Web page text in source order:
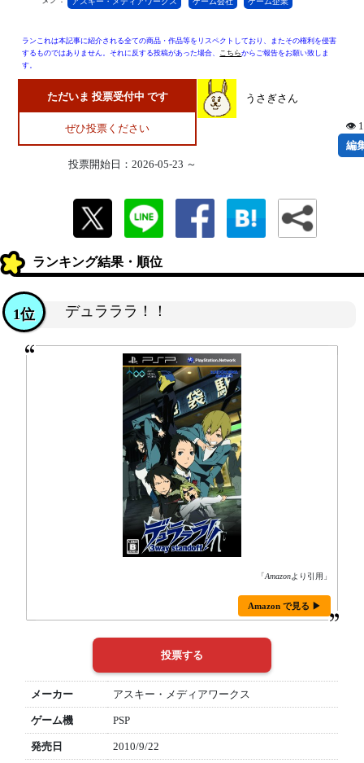
ランこれは本記事に紹介される全ての商品・作品等をリスペクトしており、またその権利を侵害
するものではありません。それに反する投稿があった場合、 こちらからご報告をお願い致しま
す。
ただいま 投票受付中 です
ぜひ投票ください
投票開始日：2026-05-23 ～
うさぎさん
👁
編
ランキング結果・順位
デュラララ！！
1位
「Amazonより引用」
Amazon で見る ▶
メーカー アスキー・メディアワークス
ゲーム機 PSP
発売日 2010/9/22